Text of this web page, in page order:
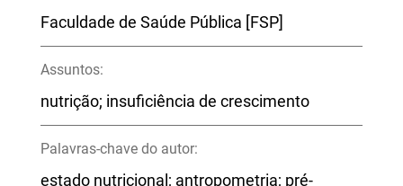
Faculdade de Saúde Pública [FSP]
Assuntos:
nutrição; insuficiência de crescimento
Palavras-chave do autor:
estado nutricional; antropometria; pré-